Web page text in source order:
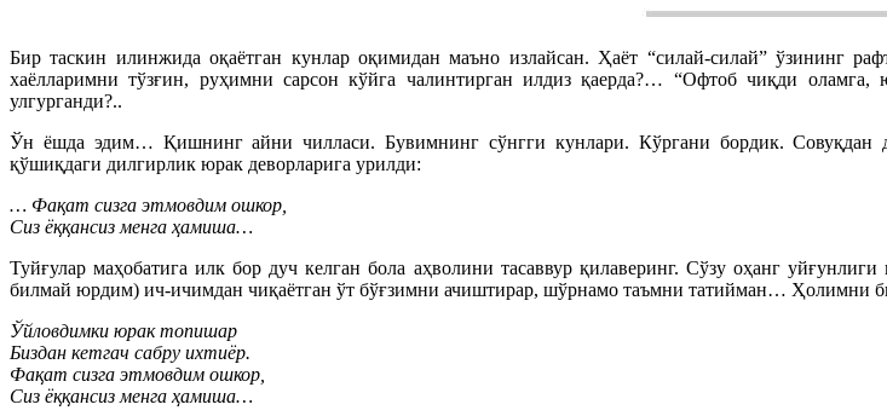
Бир таскин илинжида оқаётган кунлар оқимидан маъно излайсан. Ҳаёт “силай-силай” ўзининг
хаёлларимни тўзғин, руҳимни сарсон кўйга чалинтирган илдиз қаерда?… “Офтоб чиқди
улгурганди?..
Ўн ёшда эдим… Қишнинг айни чилласи. Бувимнинг сўнгги кунлари. Кўргани бордик. Совуқдан
қўшиқдаги дилгирлик юрак деворларига урилди:
… Фақат сизга этмовдим ошкор,
Сиз ёққансиз менга ҳамиша…
Туйғулар маҳобатига илк бор дуч келган бола аҳволини таcаввур қилаверинг. Сўзу оҳанг
билмай юрдим) ич-ичимдан чиқаётган ўт бўғзимни ачиштирар, шўрнамо таъмни татийман… Ҳолимни
Ўйловдимки юрак топишар
Биздан кетгач сабру ихтиёр.
Фақат сизга этмовдим ошкор,
Сиз ёққансиз менга ҳамиша…